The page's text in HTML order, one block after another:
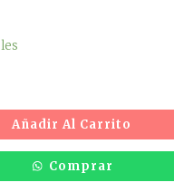
Añadir Al Carrito
Comprar